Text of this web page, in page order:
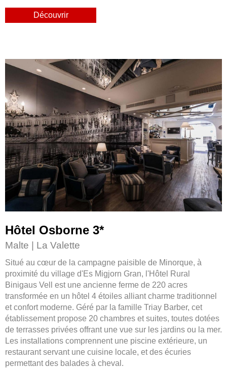
Hôtel Osborne 3*
Malte | La Valette
Situé au cœur de la campagne paisible de Minorque, à
proximité du village d'Es Migjorn Gran, l'Hôtel Rural
Binigaus Vell est une ancienne ferme de 220 acres
transformée en un hôtel 4 étoiles alliant charme traditionnel
et confort moderne. Géré par la famille Triay Barber, cet
établissement propose 20 chambres et suites, toutes dotées
de terrasses privées offrant une vue sur les jardins ou la mer.
Les installations comprennent une piscine extérieure, un
restaurant servant une cuisine locale, et des écuries
permettant des balades à cheval.